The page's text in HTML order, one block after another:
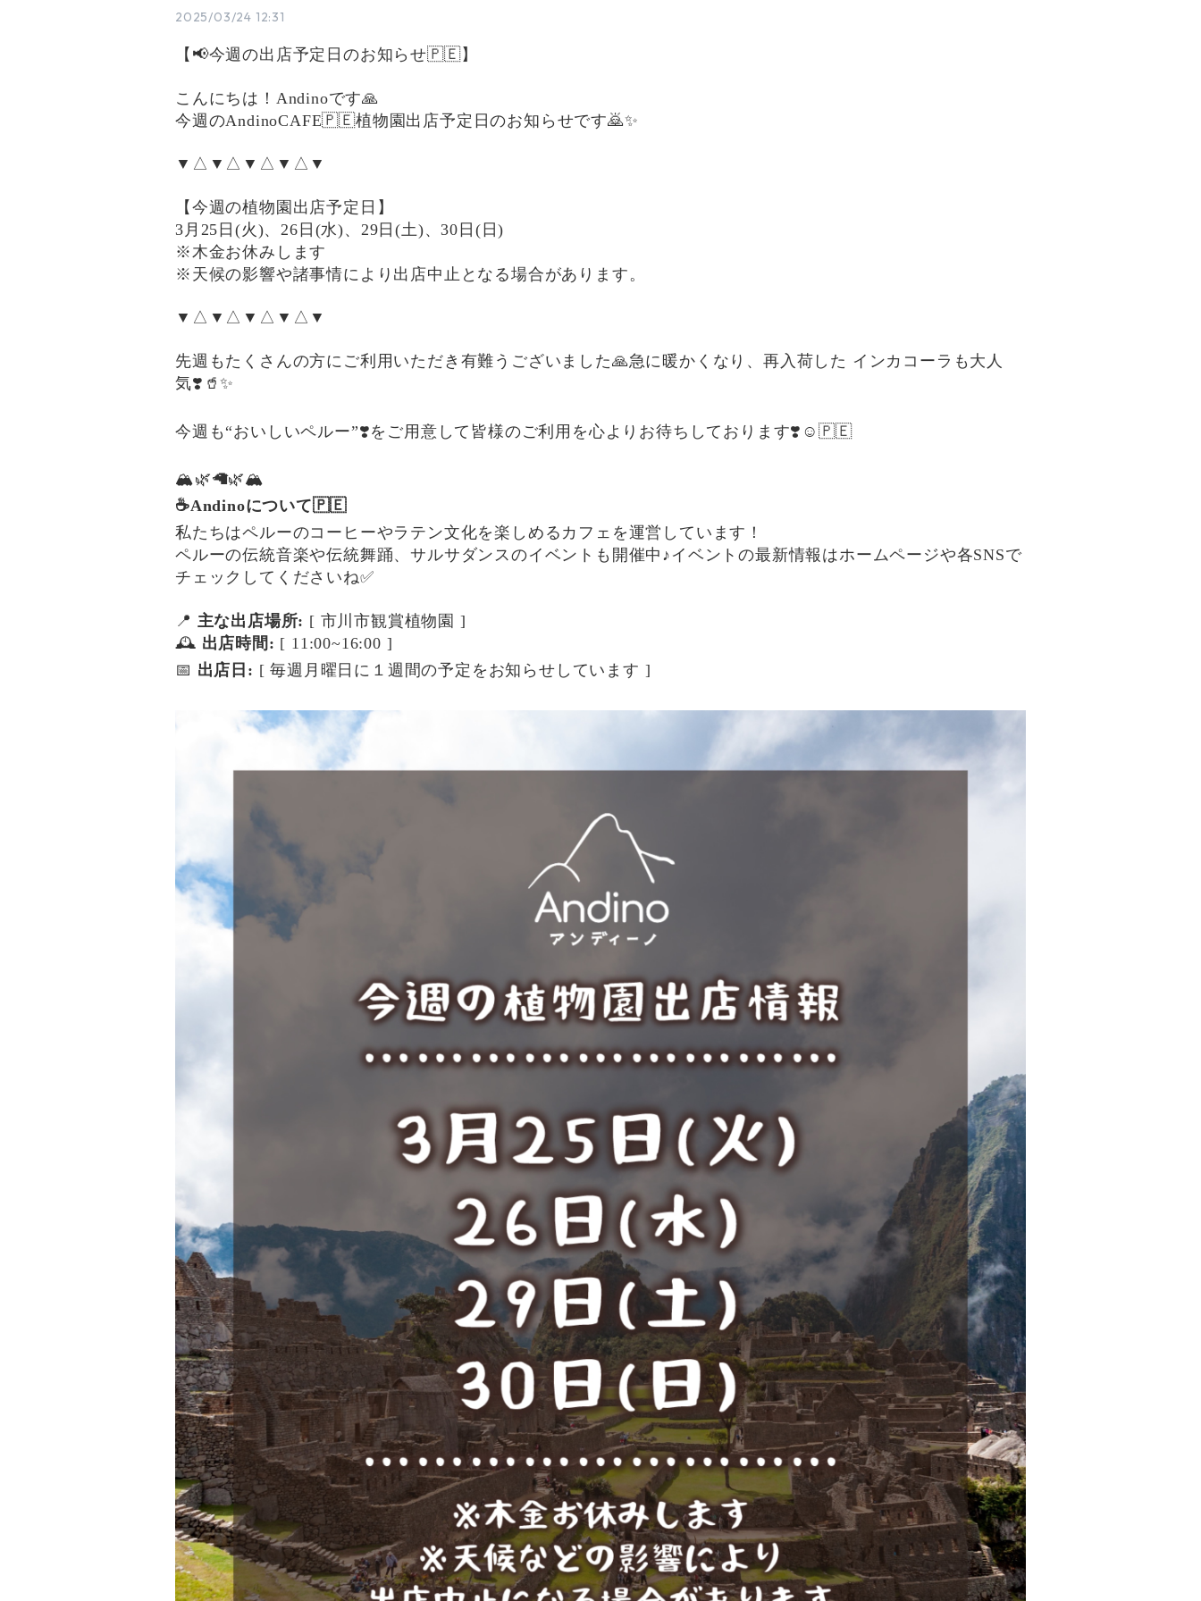
2025/03/24 12:31
【📢今週の出店予定日のお知らせ🇵🇪】
こんにちは！Andinoです🙏
今週のAndinoCAFE🇵🇪植物園出店予定日のお知らせです🙇✨
▼△▼△▼△▼△▼
【今週の植物園出店予定日】
3月25日(火)、26日(水)、29日(土)、30日(日)
※木金お休みします
※天候の影響や諸事情により出店中止となる場合があります。
▼△▼△▼△▼△▼
先週もたくさんの方にご利用いただき有難うございました🙏急に暖かくなり、再入荷した インカコーラも大人
気❣️🥤✨
今週も“おいしいペルー”❣️をご用意して皆様のご利用を心よりお待ちしております❣️☺️🇵🇪
🏔️🌿🦙🌿🏔️
☕️Andinoについて🇵🇪
私たちはペルーのコーヒーやラテン文化を楽しめるカフェを運営しています！
ペルーの伝統音楽や伝統舞踊、サルサダンスのイベントも開催中♪イベントの最新情報はホームページや各SNSで
チェックしてくださいね✅
📍 主な出店場所: [ 市川市観賞植物園 ]
🕰 出店時間: [ 11:00~16:00 ]
📅 出店日: [ 毎週月曜日に１週間の予定をお知らせしています ]